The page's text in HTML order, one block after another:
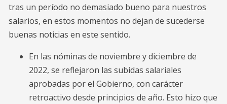
tras un período no demasiado bueno para nuestros
salarios, en estos momentos no dejan de sucederse
buenas noticias en este sentido.
En las nóminas de noviembre y diciembre de
2022, se reflejaron las subidas salariales
aprobadas por el Gobierno, con carácter
retroactivo desde principios de año. Esto hizo que